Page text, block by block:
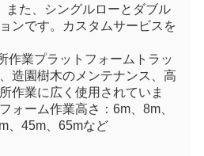
また、シングルローとダブル
ンです。カスタムサービスを
作業プラットフォームトラッ
造園樹木のメンテナンス、高
作業に広く使用されていま
ォーム作業高さ：6m、8m、
、45m、65mなど